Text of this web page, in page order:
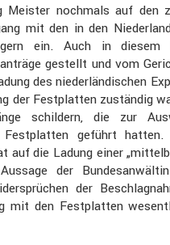
Meister nochmals auf den
mit den in den
ein. Auch in diesem
gestellt und vom
des nieder­län­di­schen
der Festplatten zuständig
schil­dern, die zur
Festplatten geführt
auf die Ladung einer
der
der
mit den Festplatten